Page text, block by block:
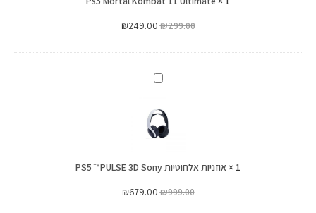
₪299.00
₪249.00
אוזניות
PS5
™PULSE
Sony
1
× אוזניות אלחוטיות PS5 ™PULSE 3D Sony
₪999.00
₪679.00